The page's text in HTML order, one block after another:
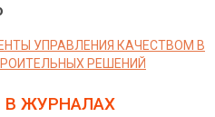
УПРАВЛЕНИЯ КАЧЕСТВОМ В
РЕШЕНИЙ
В ЖУРНАЛАХ